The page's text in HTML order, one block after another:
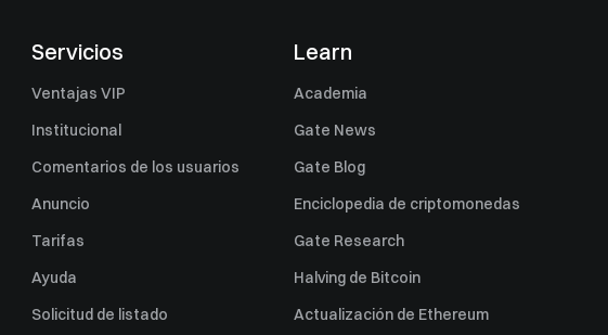
Servicios
Ventajas VIP
Institucional
Comentarios de los usuarios
Anuncio
Tarifas
Ayuda
Solicitud de listado
Learn
Academia
Gate News
Gate Blog
Enciclopedia de criptomonedas
Gate Research
Halving de Bitcoin
Actualización de Ethereum